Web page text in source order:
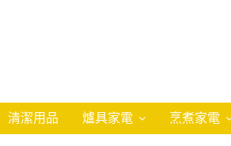
清潔用品 爐具家電 烹煮家電